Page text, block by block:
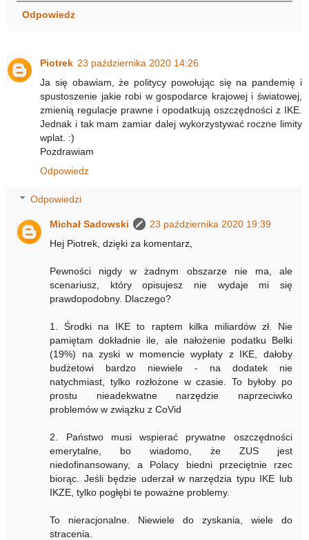
Odpowiedz
Piotrek 23 października 2020 14:26
Ja się obawiam, że politycy powołując się na pandemię i
spustoszenie jakie robi w gospodarce krajowej i światowej,
zmienią regulacje prawne i opodatkują oszczędności z IKE.
Jednak i tak mam zamiar dalej wykorzystywać roczne limity
wplat. :)
Pozdrawiam
Odpowiedz
Odpowiedzi
Michał Sadowski
23 października 2020 19:39
Hej Piotrek, dzięki za komentarz,
Pewności nigdy w żadnym obszarze nie ma, ale
scenariusz, który opisujesz nie wydaje mi się
prawdopodobny. Dlaczego?
1. Środki na IKE to raptem kilka miliardów zł. Nie
pamiętam dokładnie ile, ale nałożenie podatku Belki
(19%) na zyski w momencie wypłaty z IKE, dałoby
budżetowi bardzo niewiele - na dodatek nie
natychmiast, tylko rozłożone w czasie. To byłoby po
prostu nieadekwatne narzędzie naprzeciwko
problemów w związku z CoVid
2. Państwo musi wspierać prywatne oszczędności
emerytalne, bo wiadomo, że ZUS jest
niedofinansowany, a Polacy biedni przeciętnie rzec
biorąc. Jeśli będzie uderzał w narzędzia typu IKE lub
IKZE, tylko pogłębi te poważne problemy.
To nieracjonalne. Niewiele do zyskania, wiele do
stracenia.